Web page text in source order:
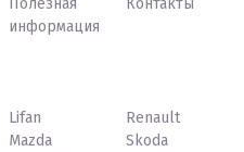
Полезная
информация
Контакты
Lifan
Mazda
Renault
Skoda